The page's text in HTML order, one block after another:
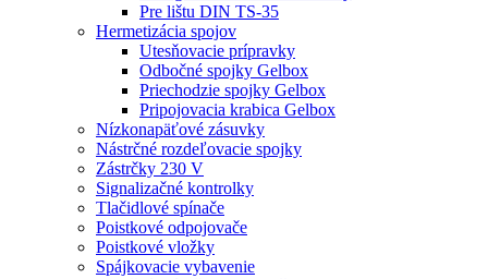
Pre lištu DIN TS-35
Hermetizácia spojov
Utesňovacie prípravky
Odbočné spojky Gelbox
Priechodzie spojky Gelbox
Pripojovacia krabica Gelbox
Nízkonapäťové zásuvky
Nástrčné rozdeľovacie spojky
Zástrčky 230 V
Signalizačné kontrolky
Tlačidlové spínače
Poistkové odpojovače
Poistkové vložky
Spájkovacie vybavenie